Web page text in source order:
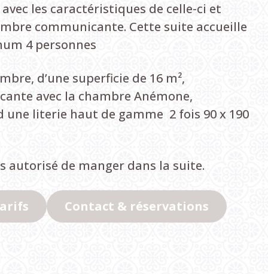
les caractéristiques de celle-ci et
communicante. Cette suite accueille
4 personnes
d’une superficie de 16 m²,
avec la chambre Anémone,
une literie haut de gamme 2 fois 90 x 190
autorisé de manger dans la suite.
Contact & réservations